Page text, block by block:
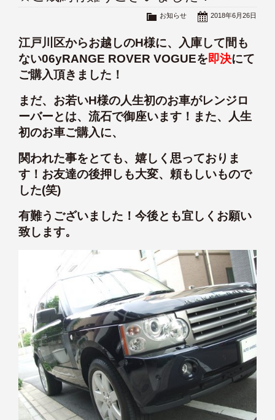
2018年6月26日
お知らせ
江戸川区からお越しのH様に、入庫して間も
ない06yRANGE ROVER VOGUEを即決にて
ご購入頂きました！
まだ、お若いH様の人生初のお車がレンジロ
ーバーとは、流石で御座います！また、人生
初のお車ご購入に、
関われた事をとても、嬉しく思っておりま
す！お友達の後押しも大変、頼もしいもので
した(笑)
有難うございました！今後とも宜しくお願い
致します。